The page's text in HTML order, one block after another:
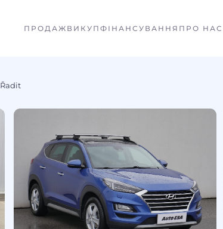
ПРОДАЖ ВИКУП ФІНАНСУВАННЯ ПРО НАС
Řadit